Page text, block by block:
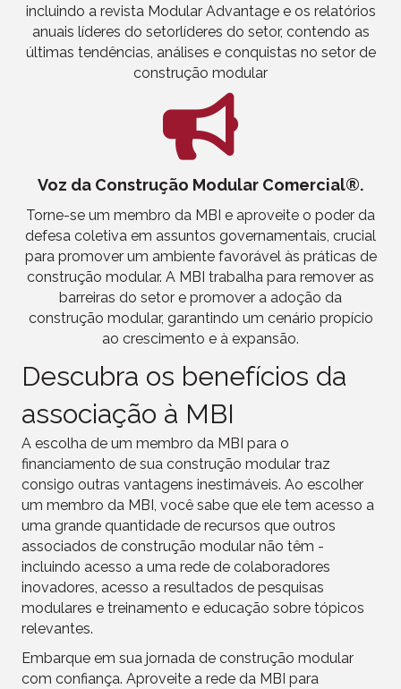
incluindo a revista Modular Advantage e os relatórios
anuais líderes do setorlíderes do setor, contendo as
últimas tendências, análises e conquistas no setor de
construção modular
Voz da Construção Modular Comercial®.
Torne-se um membro da MBI e aproveite o poder da
defesa coletiva em assuntos governamentais, crucial
para promover um ambiente favorável às práticas de
construção modular. A MBI trabalha para remover as
barreiras do setor e promover a adoção da
construção modular, garantindo um cenário propício
ao crescimento e à expansão.
Descubra os benefícios da
associação à MBI
A escolha de um membro da MBI para o
financiamento de sua construção modular traz
consigo outras vantagens inestimáveis. Ao escolher
um membro da MBI, você sabe que ele tem acesso a
uma grande quantidade de recursos que outros
associados de construção modular não têm -
incluindo acesso a uma rede de colaboradores
inovadores, acesso a resultados de pesquisas
modulares e treinamento e educação sobre tópicos
relevantes.
Embarque em sua jornada de construção modular
com confiança. Aproveite a rede da MBI para